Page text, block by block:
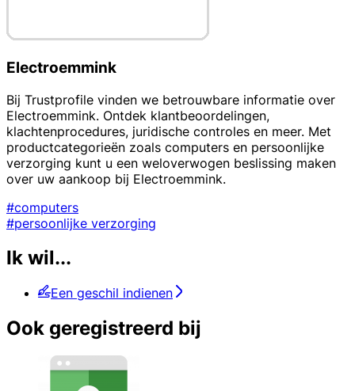
Electroemmink
Bij Trustprofile vinden we betrouwbare informatie over
Electroemmink. Ontdek klantbeoordelingen,
klachtenprocedures, juridische controles en meer. Met
productcategorieën zoals computers en persoonlijke
verzorging kunt u een weloverwogen beslissing maken
over uw aankoop bij Electroemmink.
#computers
#persoonlijke verzorging
Ik wil...
Een geschil indienen
Ook geregistreerd bij